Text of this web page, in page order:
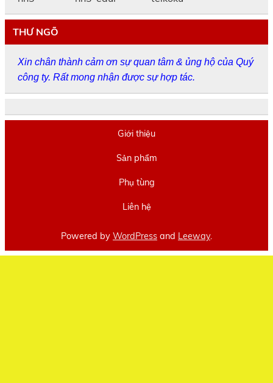
THƯ NGÕ
Xin chân thành cảm ơn sự quan tâm & ủng hộ của Quý
công ty. Rất mong nhận được sự hợp tác.
Giới thiệu
Sản phẩm
Phụ tùng
Liên hệ
Powered by WordPress and Leeway.